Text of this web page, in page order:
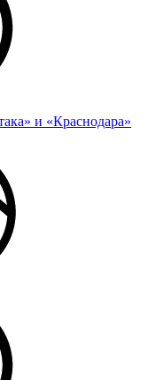
и «Краснодара»